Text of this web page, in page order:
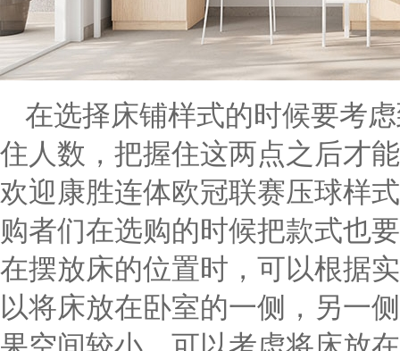
在选择床铺样式的时候要考
住人数，把握住这两点之后才
欢迎康胜连体欧冠联赛压球样
购者们在选购的时候把款式也
在摆放床的位置时，可以根据
以将床放在卧室的一侧，另一